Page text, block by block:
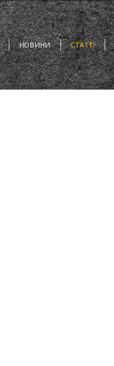
НОВИНИ СТАТТІ